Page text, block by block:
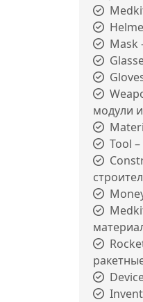
Mask
модули
Tool